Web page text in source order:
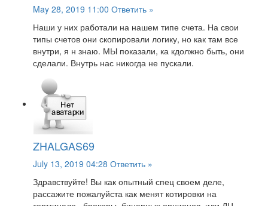
May 28, 2019 11:00 Ответить »
Наши у них работали на нашем типе счета. На свои
типы счетов они скопировали логику, но как там все
внутри, я н знаю. МЫ показали, ка кдолжно быть, они
сделали. Внутрь нас никогда не пускали.
ZHALGAS69
July 13, 2019 04:28 Ответить »
Здравствуйте! Вы как опытный спец своем деле,
рассажите пожалуйста как менят котировки на